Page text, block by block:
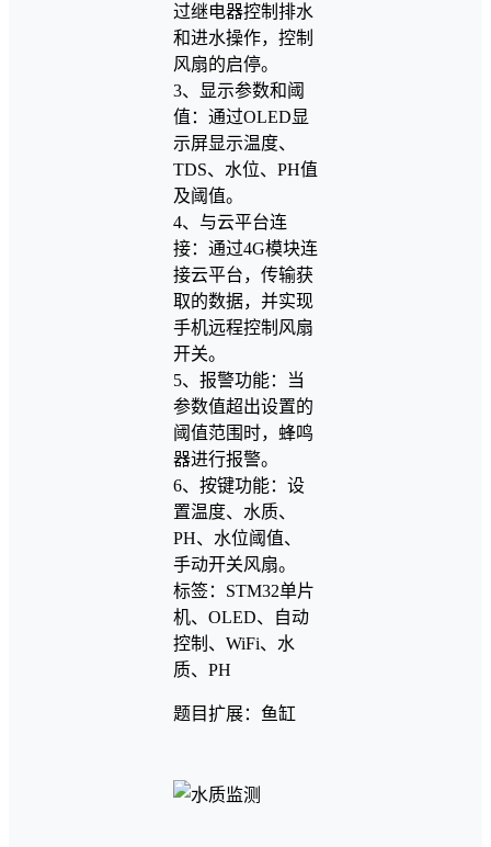
过继电器控制排水
和进水操作，控制
风扇的启停。
3、显示参数和阈
值：通过OLED显
示屏显示温度、
TDS、水位、PH值
及阈值。
4、与云平台连
接：通过4G模块连
接云平台，传输获
取的数据，并实现
手机远程控制风扇
开关。
5、报警功能：当
参数值超出设置的
阈值范围时，蜂鸣
器进行报警。
6、按键功能：设
置温度、水质、
PH、水位阈值、
手动开关风扇。
标签：STM32单片
机、OLED、自动
控制、WiFi、水
质、PH
题目扩展：鱼缸